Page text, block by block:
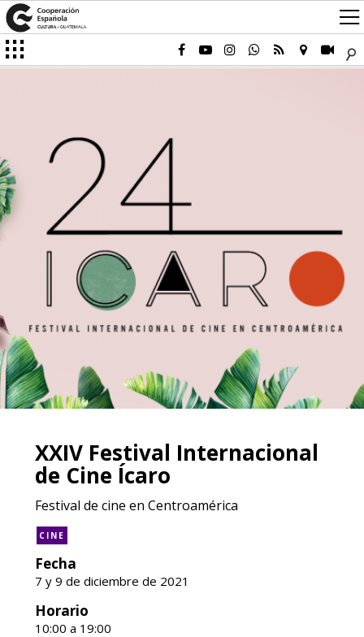
XXIV Festival Internacional
de Cine Ícaro
Festival de cine en Centroamérica
CINE
Fecha
7 y 9 de diciembre de 2021
Horario
10:00 a 19:00